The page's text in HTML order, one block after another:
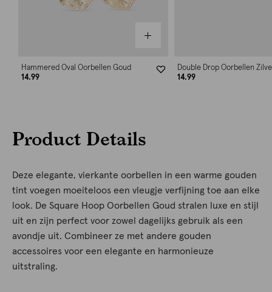
Hammered Oval Oorbellen Goud
14.99
Double Drop Oorbellen
14.99
Product Details
Deze elegante, vierkante oorbellen in een warme gouden
tint voegen moeiteloos een vleugje verfijning toe aan elke
look. De Square Hoop Oorbellen Goud stralen luxe en stijl
uit en zijn perfect voor zowel dagelijks gebruik als een
avondje uit. Combineer ze met andere gouden
accessoires voor een elegante en harmonieuze
uitstraling.